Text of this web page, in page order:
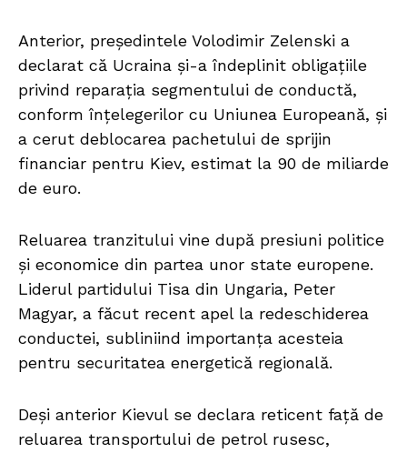
Anterior, președintele Volodimir Zelenski a
declarat că Ucraina și-a îndeplinit obligațiile
privind reparația segmentului de conductă,
conform înțelegerilor cu Uniunea Europeană, și
a cerut deblocarea pachetului de sprijin
financiar pentru Kiev, estimat la 90 de miliarde
de euro.
Reluarea tranzitului vine după presiuni politice
și economice din partea unor state europene.
Liderul partidului Tisa din Ungaria, Peter
Magyar, a făcut recent apel la redeschiderea
conductei, subliniind importanța acesteia
pentru securitatea energetică regională.
Deși anterior Kievul se declara reticent față de
reluarea transportului de petrol rusesc,